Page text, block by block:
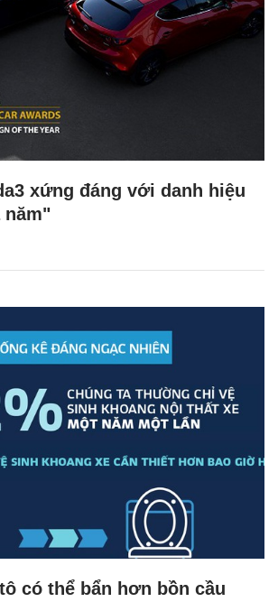
xứng đáng với danh hiệu
năm"
có thể bẩn hơn bồn cầu